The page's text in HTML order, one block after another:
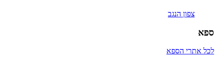
צפון הנגב
ספא
לכל אתרי הספא